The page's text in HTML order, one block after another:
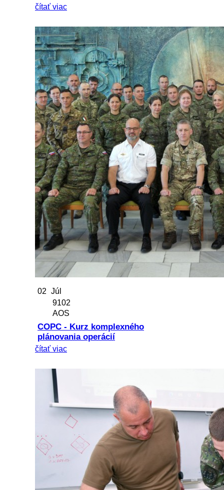
čítať viac
02 Júl
9102
AOS
COPC - Kurz komplexného
plánovania operácií
čítať viac